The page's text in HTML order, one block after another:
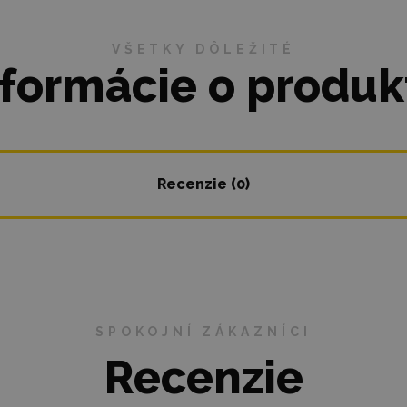
VŠETKY DÔLEŽITÉ
o
Recenzie (0)
SPOKOJNÍ ZÁKAZNÍCI
Recenzie